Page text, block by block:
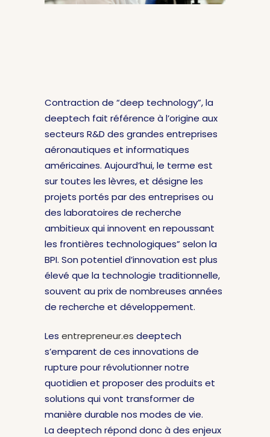
Contraction de “deep technology”, la
deeptech fait référence à l’origine aux
secteurs R&D des grandes entreprises
aéronautiques et informatiques
américaines. Aujourd’hui, le terme est
sur toutes les lèvres, et désigne les
projets portés par des entreprises ou
des laboratoires de recherche
ambitieux qui innovent en repoussant
les frontières technologiques” selon la
BPI. Son potentiel d’innovation est plus
élevé que la technologie traditionnelle,
souvent au prix de nombreuses années
de recherche et développement.
Les entrepreneur.es deeptech
s’emparent de ces innovations de
rupture pour révolutionner notre
quotidien et proposer des produits et
solutions qui vont transformer de
manière durable nos modes de vie.
La deeptech répond donc à des enjeux